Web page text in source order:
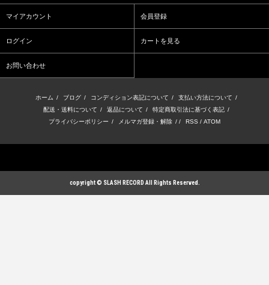
マイアカウント 会員登録
ログイン カートを見る
お問い合わせ
ホーム / ブログ / コンディション表記について / 支払い方法について /
配送・送料について / 返品について / 特定商取引法に基づく表記 /
プライバシーポリシー / メルマガ登録・解除 / / RSS / ATOM
copyright © SLASH RECORD All Rights Reserved.